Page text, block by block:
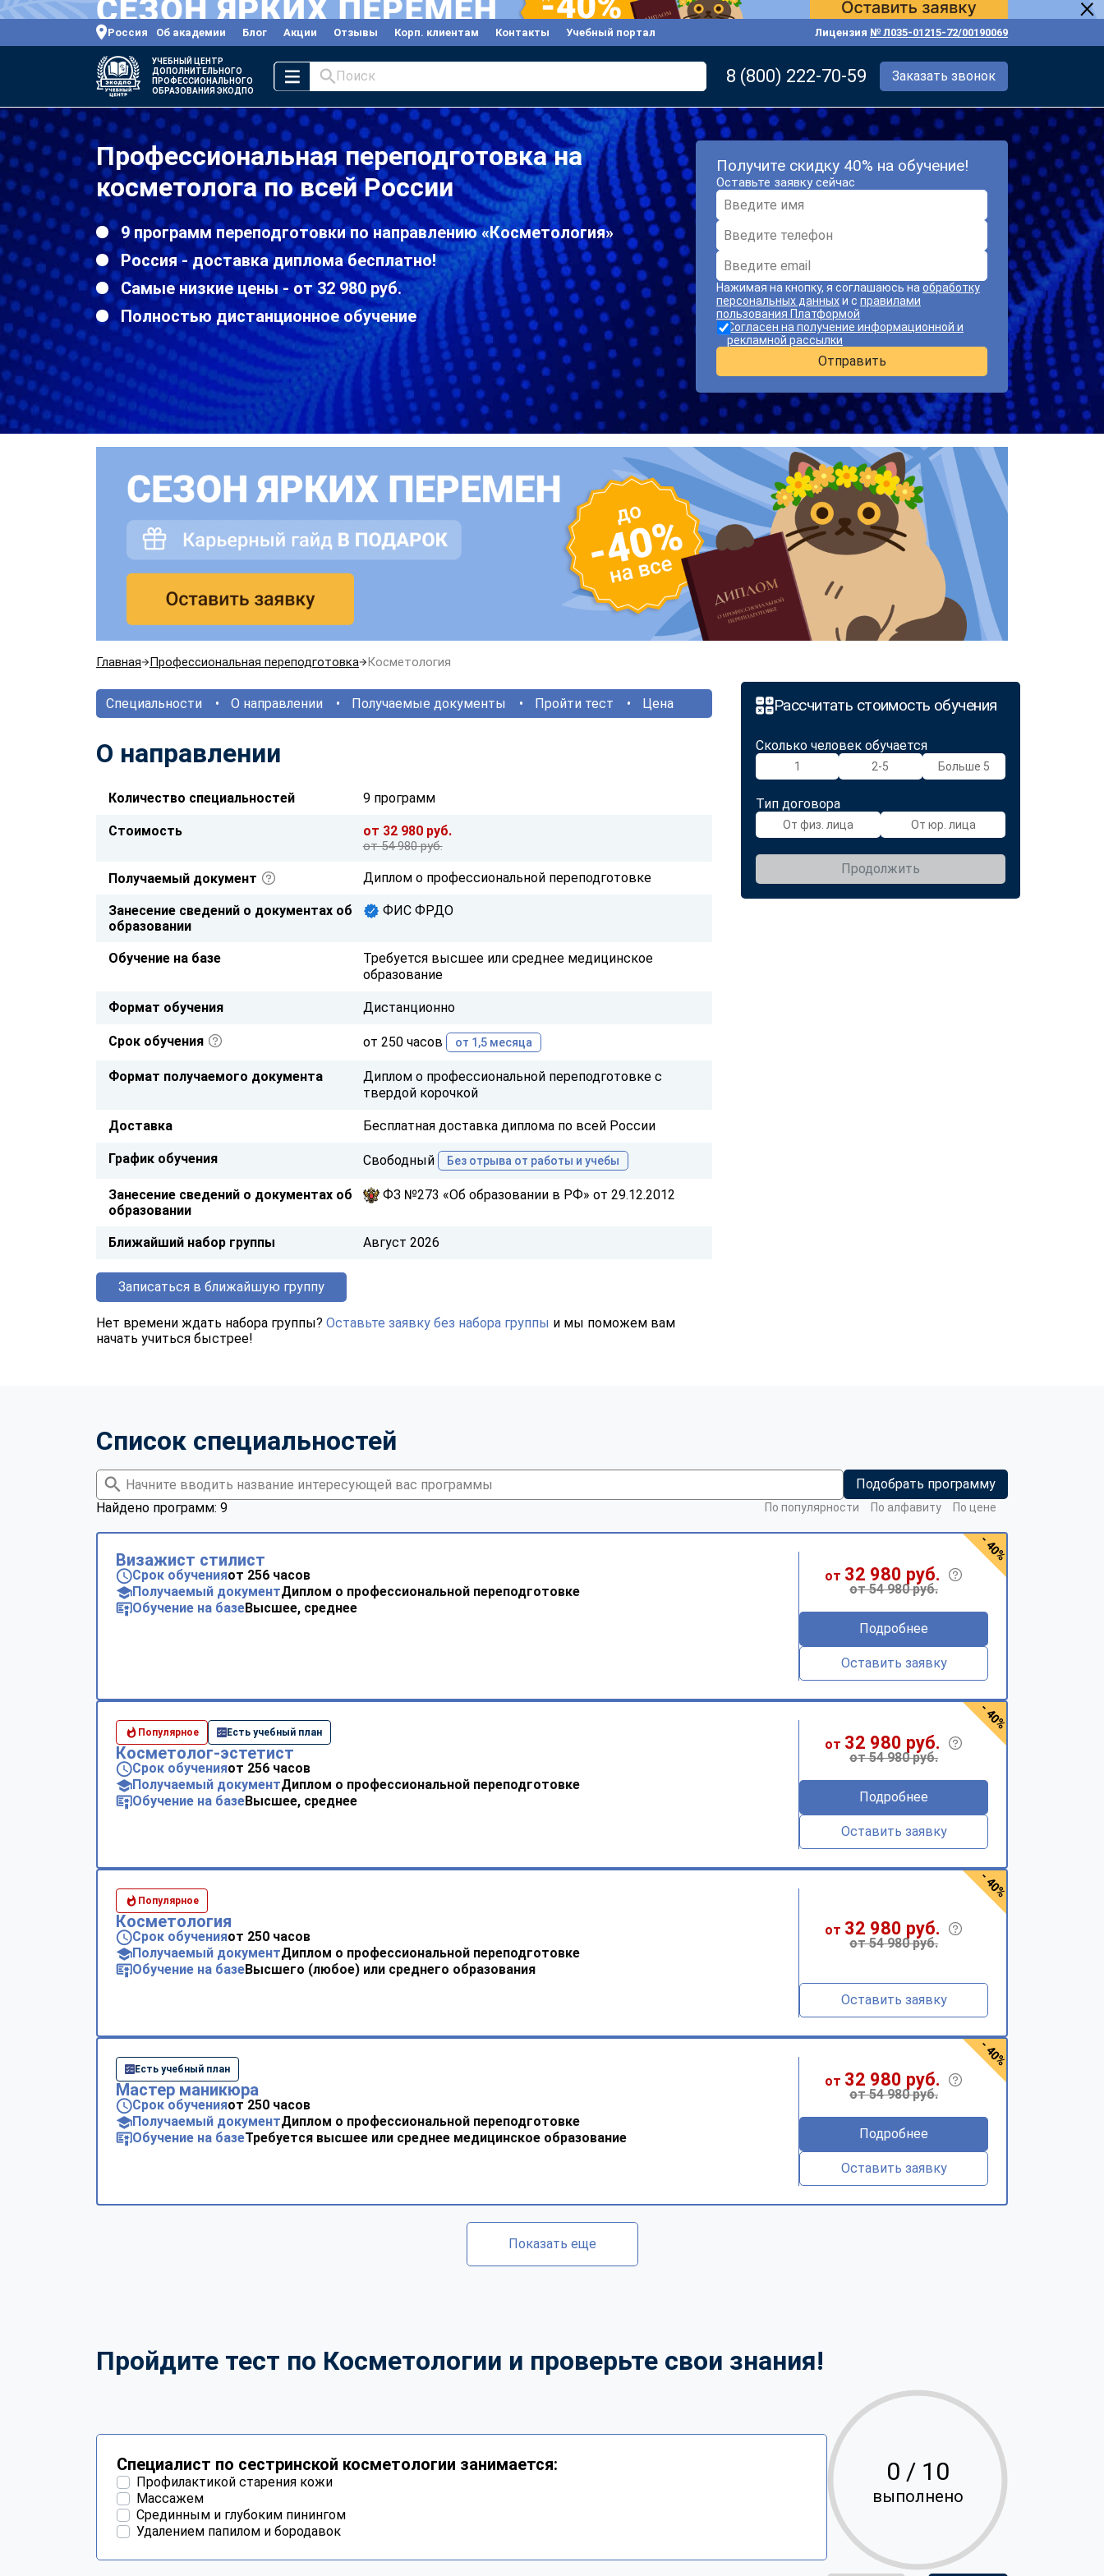
Россия Об академии Блог Акции Отзывы Корп. клиентам Контакты Учебный портал Лицензия № Л035-01215-72/00190069
УЧЕБНЫЙ ЦЕНТР
ДОПОЛНИТЕЛЬНОГО
ПРОФЕССИОНАЛЬНОГО
ОБРАЗОВАНИЯ ЭКОДПО
Поиск 8 (800) 222-70-59 Заказать звонок
Профессиональная переподготовка на
косметолога по всей России
9 программ переподготовки по направлению «Косметология»
Россия - доставка диплома бесплатно!
Самые низкие цены - от 32 980 руб.
Полностью дистанционное обучение
Получите скидку 40% на обучение!
Оставьте заявку сейчас
Нажимая на кнопку, я соглашаюсь на обработку
персональных данныхи с правилами
пользования Платформой
Согласен на получение информационной и
рекламной рассылки
Отправить
Главная Профессиональная переподготовка Косметология
Рассчитать стоимость обучения
Сколько человек обучается
1 2-5 Больше 5
Тип договора
От физ. лица От юр. лица
Продолжить
Специальности О направлении Получаемые документы Пройти тест Цена
О направлении
Количество специальностей 9 программ
Стоимость от 32 980 руб.
от 54 980 руб.
Получаемый документ Диплом о профессиональной переподготовке
Занесение сведений о документах об
образовании
ФИС ФРДО
Обучение на базе
Требуется высшее или среднее медицинское
образование
Формат обучения Дистанционно
Срок обучения от 250 часов от 1,5 месяца
Формат получаемого документа
Диплом о профессиональной переподготовке с
твердой корочкой
Доставка Бесплатная доставка диплома по всей России
График обучения Свободный Без отрыва от работы и учебы
Занесение сведений о документах об
образовании
ФЗ №273 «Об образовании в РФ» от 29.12.2012
Ближайший набор группы Август 2026
Записаться в ближайшую группу
Нет времени ждать набора группы? Оставьте заявку без набора группы и мы поможем вам
начать учиться быстрее!
Список специальностей
Подобрать программу
Найдено программ: 9
По популярности По алфавиту По цене
Визажист стилист
Срок обученияот 256 часов
Получаемый документДиплом о профессиональной переподготовке
Обучение на базеВысшее, среднее
от 32 980 руб.
от 54 980 руб.
Подробнее
Оставить заявку
- 40%
Популярное Есть учебный план
Косметолог-эстетист
Срок обученияот 256 часов
Получаемый документДиплом о профессиональной переподготовке
Обучение на базеВысшее, среднее
от 32 980 руб.
от 54 980 руб.
Подробнее
Оставить заявку
- 40%
Популярное
Косметология
Срок обученияот 250 часов
Получаемый документДиплом о профессиональной переподготовке
Обучение на базеВысшего (любое) или среднего образования
от 32 980 руб.
от 54 980 руб.
Оставить заявку
- 40%
Есть учебный план
Мастер маникюра
Срок обученияот 250 часов
Получаемый документДиплом о профессиональной переподготовке
Обучение на базеТребуется высшее или среднее медицинское образование
от 32 980 руб.
от 54 980 руб.
Подробнее
Оставить заявку
- 40%
Показать еще
Пройдите тест по Косметологии и проверьте свои знания!
Специалист по сестринской косметологии занимается:
Профилактикой старения кожи
Массажем
Срединным и глубоким пинингом
Удалением папилом и бородавок
0 / 10
выполнено